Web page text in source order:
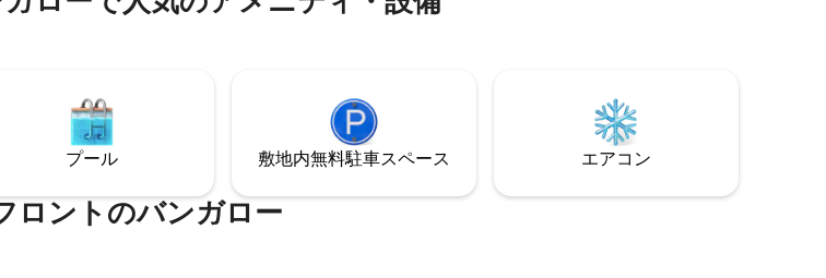
忘れら
オンラインでは「楽しい」お支払いが可
やレジャーがあり、観光の季節にはアク
ティビティがあります。 周辺には観光や
史跡がたくさんあります。
プール 敷地内無料駐⁠車ス⁠ペ⁠ー⁠ス エアコン
ロントのバンガロー